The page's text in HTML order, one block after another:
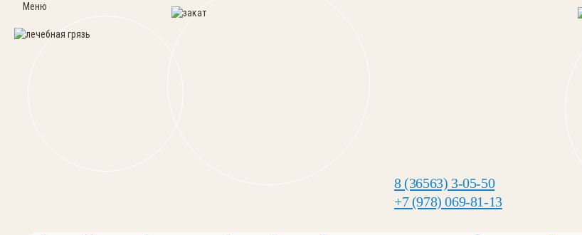
8 (36563) 3-05-50
+7 (978) 069-81-13
Меню